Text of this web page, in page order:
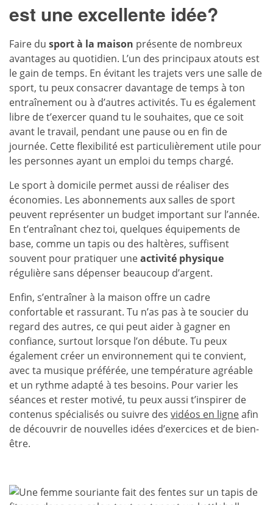
est une excellente idée?
Faire du sport à la maison présente de nombreux
avantages au quotidien. L’un des principaux atouts est
le gain de temps. En évitant les trajets vers une salle de
sport, tu peux consacrer davantage de temps à ton
entraînement ou à d’autres activités. Tu es également
libre de t’exercer quand tu le souhaites, que ce soit
avant le travail, pendant une pause ou en fin de
journée. Cette flexibilité est particulièrement utile pour
les personnes ayant un emploi du temps chargé.
Le sport à domicile permet aussi de réaliser des
économies. Les abonnements aux salles de sport
peuvent représenter un budget important sur l’année.
En t’entraînant chez toi, quelques équipements de
base, comme un tapis ou des haltères, suffisent
souvent pour pratiquer uneactivité physique
régulière sans dépenser beaucoup d’argent.
Enfin, s’entraîner à la maison offre un cadre
confortable et rassurant. Tu n’as pas à te soucier du
regard des autres, ce qui peut aider à gagner en
confiance, surtout lorsque l’on débute. Tu peux
également créer un environnement qui te convient,
avec ta musique préférée, une température agréable
et un rythme adapté à tes besoins. Pour varier les
séances et rester motivé, tu peux aussi t’inspirer de
contenus spécialisés ou suivre des vidéos en ligneafin
de découvrir de nouvelles idées d’exercices et de bien-
être.